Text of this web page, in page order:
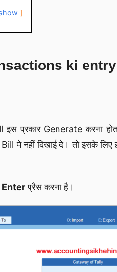
show
ki
प्रकार Generate करना
मे नहीं दिखाई दे। तो इसके लिए
Enterप्रैस करना है।